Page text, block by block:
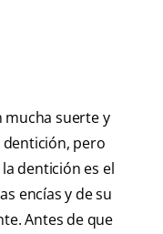
mucha suerte y
pero
dentición es el
encías y de su
Antes de que